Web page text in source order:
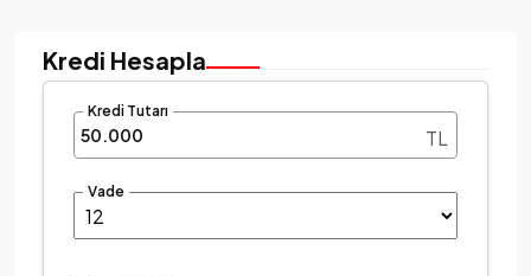
Kredi Hesapla
Kredi Tutarı
TL
Vade